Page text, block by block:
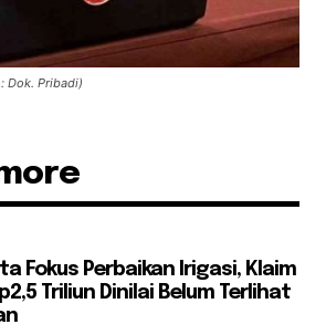
Dok. Pribadi)
Fokus Perbaikan Irigasi, Klaim
Triliun Dinilai Belum Terlihat